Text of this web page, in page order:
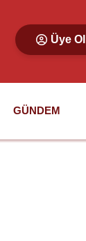
Üye Ol
GÜNDEM